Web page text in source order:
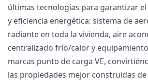
últimas tecnologías para garantizar
y eficiencia energética: sistema de
radiante en toda la vivienda, aire
centralizado frío/calor y
marcas punto de carga VE,
las propiedades mejor construidas de